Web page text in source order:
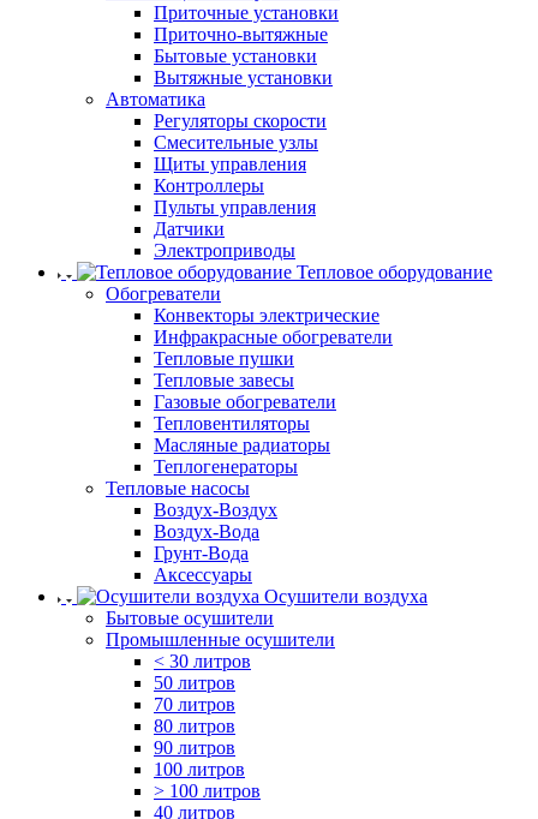
Приточные установки
Приточно-вытяжные
Бытовые установки
Вытяжные установки
Автоматика
Регуляторы скорости
Смесительные узлы
Щиты управления
Контроллеры
Пульты управления
Датчики
Электроприводы
Тепловое оборудование
Обогреватели
Конвекторы электрические
Инфракрасные обогреватели
Тепловые пушки
Тепловые завесы
Газовые обогреватели
Тепловентиляторы
Масляные радиаторы
Теплогенераторы
Тепловые насосы
Воздух-Воздух
Воздух-Вода
Грунт-Вода
Аксессуары
Осушители воздуха
Бытовые осушители
Промышленные осушители
< 30 литров
50 литров
70 литров
80 литров
90 литров
100 литров
> 100 литров
40 литров